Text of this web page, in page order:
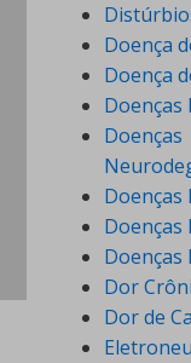
Doença
Doença
Doenças
Doenças
Doenças
Dor
Dor de